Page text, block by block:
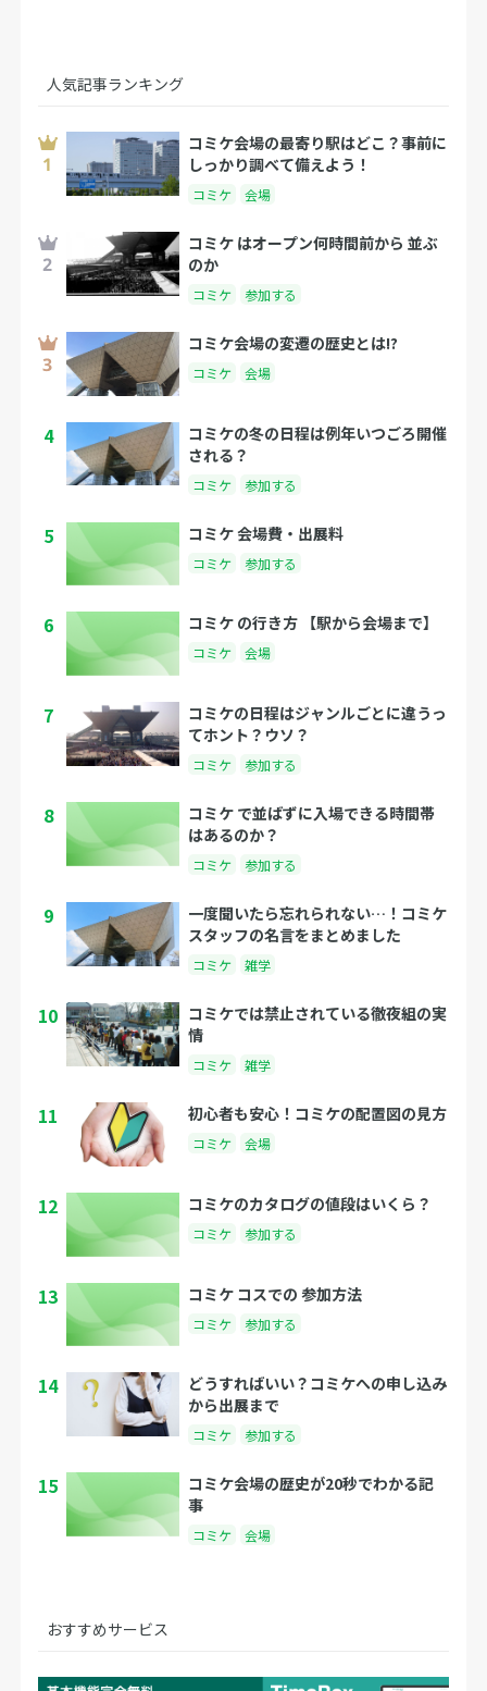
人気記事ランキング
コミケ会場の最寄り駅はどこ？事前に
しっかり調べて備えよう！
コミケ 会場
コミケ はオープン何時間前から 並ぶ
のか
コミケ 参加する
コミケ会場の変遷の歴史とは!?
コミケ 会場
4
コミケの冬の日程は例年いつごろ開催
される？
コミケ 参加する
5 コミケ 会場費・出展料
コミケ 参加する
6 コミケ の行き方 【駅から会場まで】
コミケ 会場
7
コミケの日程はジャンルごとに違うっ
てホント？ウソ？
コミケ 参加する
8
コミケ で並ばずに入場できる時間帯
はあるのか？
コミケ 参加する
9
一度聞いたら忘れられない…！コミケ
スタッフの名言をまとめました
コミケ 雑学
10
コミケでは禁止されている徹夜組の実
情
コミケ 雑学
11 初心者も安心！コミケの配置図の見方
コミケ 会場
12 コミケのカタログの値段はいくら？
コミケ 参加する
13 コミケ コスでの 参加方法
コミケ 参加する
14
どうすればいい？コミケへの申し込み
から出展まで
コミケ 参加する
15
コミケ会場の歴史が20秒でわかる記
事
コミケ 会場
おすすめサービス